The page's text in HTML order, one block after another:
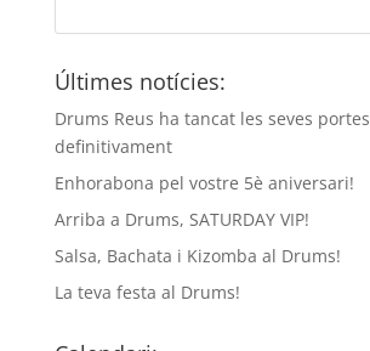
Últimes notícies:
Drums Reus ha tancat les seves portes
definitivament
Enhorabona pel vostre 5è aniversari!
Arriba a Drums, SATURDAY VIP!
Salsa, Bachata i Kizomba al Drums!
La teva festa al Drums!